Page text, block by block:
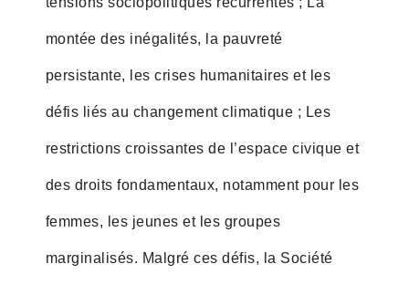
montée des inégalités, la pauvreté
persistante, les crises humanitaires et les
défis liés au changement climatique ; Les
restrictions croissantes de l’espace civique et
des droits fondamentaux, notamment pour les
femmes, les jeunes et les groupes
marginalisés. Malgré ces défis, la Société